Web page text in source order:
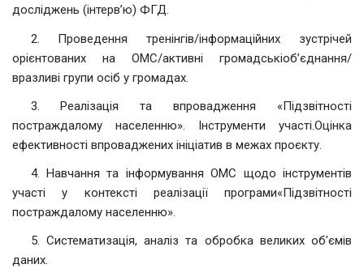
досліджень (інтерв’ю) ФГД.
2. Проведення тренінгів/інформаційних зустрічей
орієнтованих на ОМС/активні громадськіоб’єднання/
вразливі групи осіб у громадах.
3. Реалізація та впровадження «Підзвітності
постраждалому населенню». Інструменти участі.Оцінка
ефективності впроваджених ініціатив в межах проєкту.
4. Навчання та інформування ОМС щодо інструментів
участі у контексті реалізації програми«Підзвітності
постраждалому населенню».
5. Систематизація, аналіз та обробка великих об’ємів
даних.